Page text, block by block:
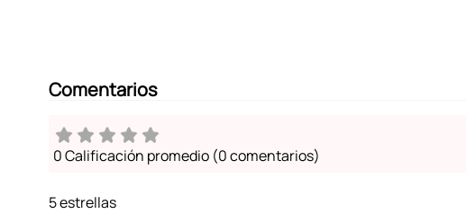
Comentarios
0 Calificación promedio (0 comentarios)
5 estrellas